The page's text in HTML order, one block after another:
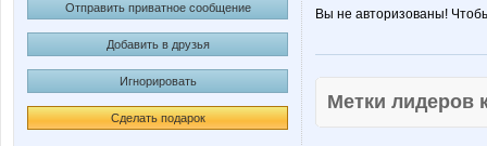
Отправить приватное сообщение
Добавить в друзья
Игнорировать
Сделать подарок
Вы не авторизованы!
Метки